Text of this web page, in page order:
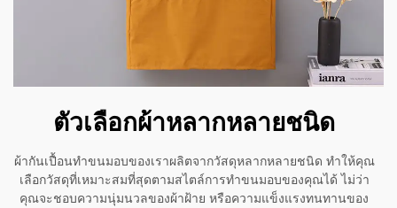
ตัวเลือกผ้าหลากหลายชนิด
ผ้ากันเปื้อนทำขนมอบของเราผลิตจากวัสดุหลากหลายชนิด ทำให้คุณ
เลือกวัสดุที่เหมาะสมที่สุดตามสไตล์การทำขนมอบของคุณได้ ไม่ว่า
คุณจะชอบความนุ่มนวลของผ้าฝ้าย หรือความแข็งแรงทนทานของ